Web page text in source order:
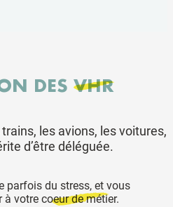
DES VHR
les avions, les voitures,
d’être déléguée.
parfois du stress, et vous
à votre coeur de métier.